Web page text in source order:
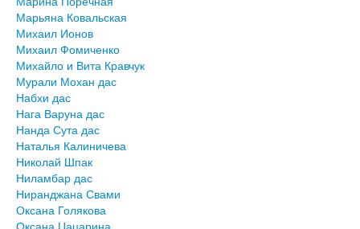
Марьяна Ковальская
Михаил Ионов
Михаил Фомиченко
Михайло и Вита Кравчук
Мурали Мохан дас
Набхи дас
Нага Варуна дас
Нанда Сута дас
Наталья Калиничева
Николай Шпак
Ниламбар дас
Ниранджана Свами
Оксана Голякова
Оксана Цацарина